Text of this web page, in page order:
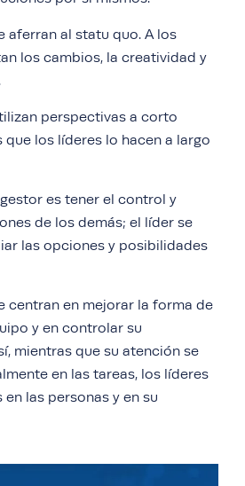
aferran al statu quo. A los
los cambios, la creatividad y
perspectivas a corto
que los líderes lo hacen a largo
es tener el control y
de los demás; el líder se
las opciones y posibilidades
centran en mejorar la forma de
y en controlar su
mientras que su atención se
en las tareas, los líderes
en las personas y en su